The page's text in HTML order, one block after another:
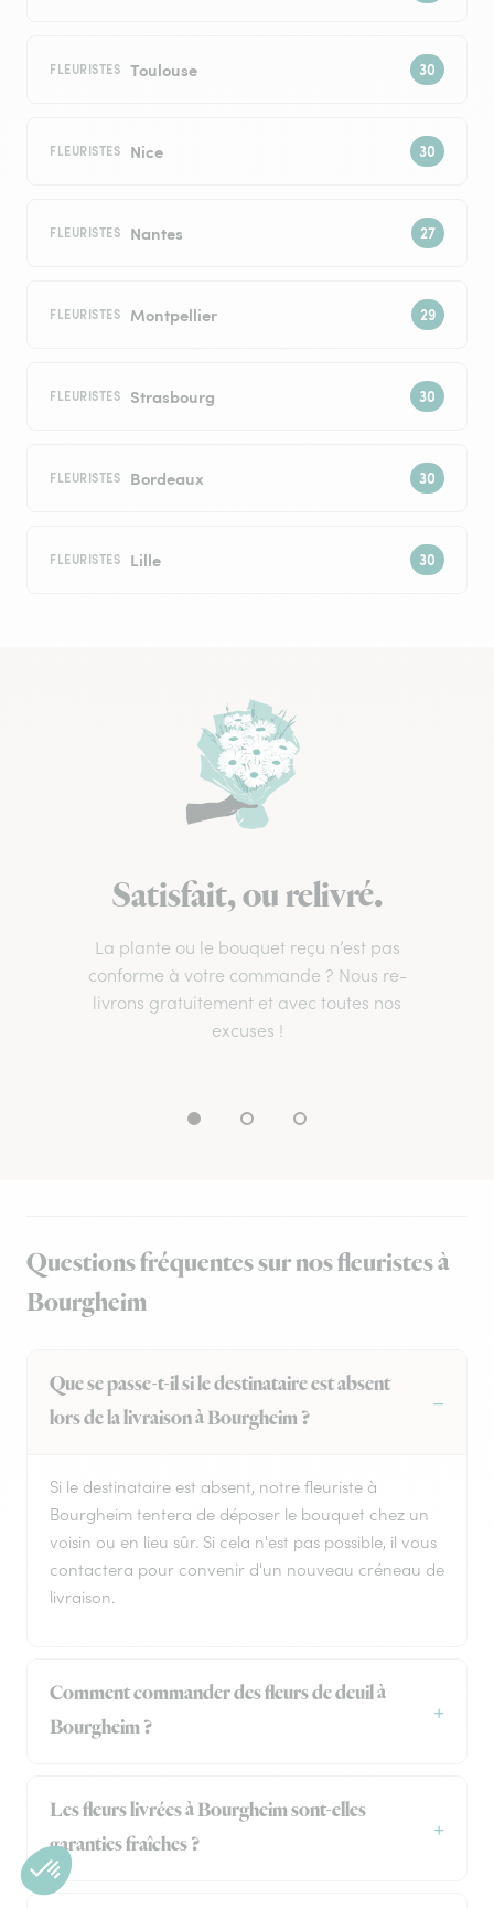
FLEURISTES Toulouse
FLEURISTES Nice
FLEURISTES Nantes
FLEURISTES Montpellier
FLEURISTES Strasbourg
FLEURISTES Bordeaux
FLEURISTES Lille
Satisfait, ou relivré.
La plante ou le bouquet reçu n’est pas
conforme à votre commande ? Nous re-
livrons gratuitement et avec toutes nos
excuses !
Questions fréquentes sur nos fleuristes à
Bourgheim
Que se passe-t-il si le destinataire est absent
lors de la livraison à Bourgheim ?
Si le destinataire est absent, notre fleuriste à
Bourgheim tentera de déposer le bouquet chez un
voisin ou en lieu sûr. Si cela n'est pas possible, il vous
contactera pour convenir d'un nouveau créneau de
livraison.
Comment commander des fleurs de deuil à
Bourgheim ?
Les fleurs livrées à Bourgheim sont-elles
garanties fraîches ?